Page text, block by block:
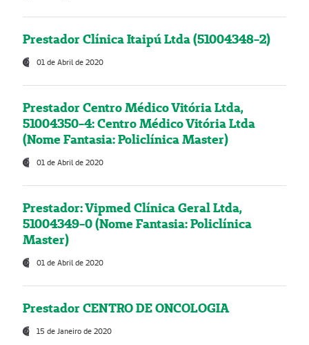
Prestador Clínica Itaipú Ltda (51004348-2)
01 de Abril de 2020
Prestador Centro Médico Vitória Ltda,
51004350-4: Centro Médico Vitória Ltda
(Nome Fantasia: Policlínica Master)
01 de Abril de 2020
Prestador: Vipmed Clínica Geral Ltda,
51004349-0 (Nome Fantasia: Policlínica
Master)
01 de Abril de 2020
Prestador CENTRO DE ONCOLOGIA
15 de Janeiro de 2020